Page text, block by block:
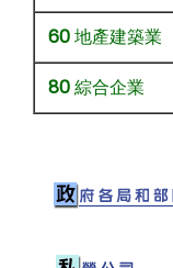
60地產建築業
80綜合企業